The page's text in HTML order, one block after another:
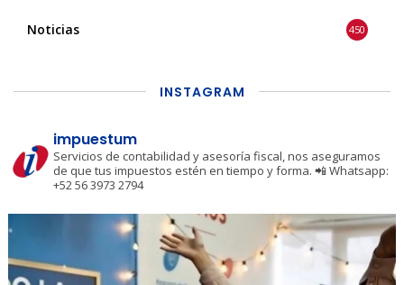
Noticias 450
INSTAGRAM
impuestum
Servicios de contabilidad y asesoría fiscal, nos aseguramos
de que tus impuestos estén en tiempo y forma. 📲 Whatsapp:
+52 56 3973 2794